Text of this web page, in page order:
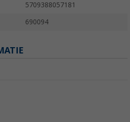
5709388057181
690094